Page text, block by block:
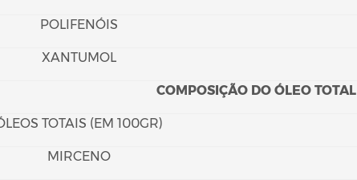
POLIFENÓIS
XANTUMOL
COMPOSIÇÃO DO ÓLEO TOTAL
TOTAIS (EM 100GR)
MIRCENO